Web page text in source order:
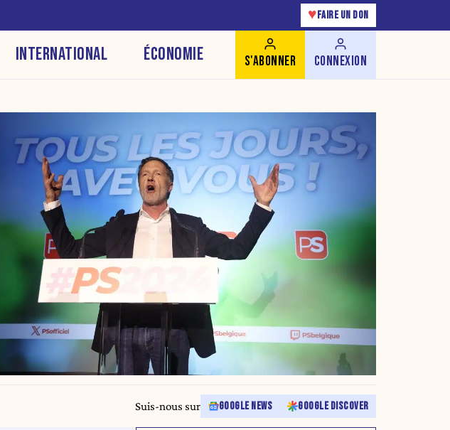
♥ FAIRE UN DON
INTERNATIONAL ÉCONOMIE S'ABONNER CONNEXION
Suis-nous sur GOOGLE NEWS GOOGLE DISCOVER